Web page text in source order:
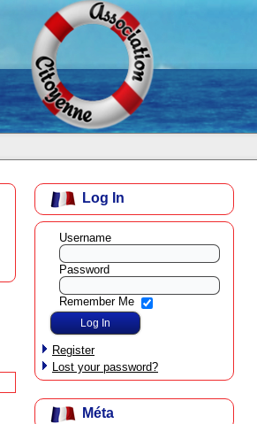
Log In
Username
Password
Remember Me
Register
Lost your password?
Méta